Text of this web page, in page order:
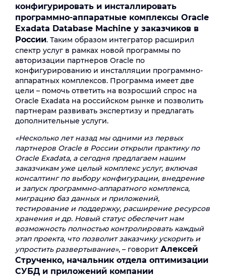
конфигурировать и инсталлировать
программно-аппаратные комплексы Oracle
Exadata Database Machine у заказчиков в
России. Таким образом интегратор расширил
спектр услуг в рамках новой программы по
авторизации партнеров Oracle по
конфигурированию и инсталляции программно-
аппаратных комплексов. Программа имеет две
цели – помочь ответить на возросший спрос на
Oracle Exadata на российском рынке и позволить
партнерам развивать экспертизу и предлагать
дополнительные услуги.
«Несколько лет назад мы одними из первых
партнеров Oracle в России открыли практику по
Oracle Exadata, а сегодня предлагаем нашим
заказчикам уже целый комплекс услуг, включая
консалтинг по выбору конфигурации, внедрение
и запуск программно-аппаратного комплекса,
миграцию баз данных и приложений,
тестирование и поддержку, расширение ресурсов
хранения и др. Новый статус обеспечит нам
возможность полностью контролировать каждый
этап проекта, что позволит заказчику ускорить и
упростить развертывание», – говорит Алексей
Струченко, начальник отдела оптимизации
СУБД и приложений компании